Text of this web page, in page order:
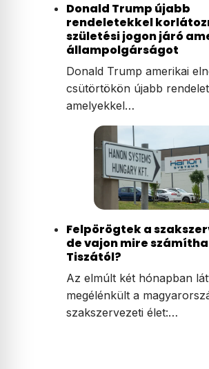
Donald Trump újabb
rendeletekkel
születési jogon járó
állampolgárságot
Donald Trump amerikai
csütörtökön újabb
amelyekkel…
Felpörögtek a
de vajon mire
Tiszától?
Az elmúlt két hónapban
megélénkült a
szakszervezeti élet:…